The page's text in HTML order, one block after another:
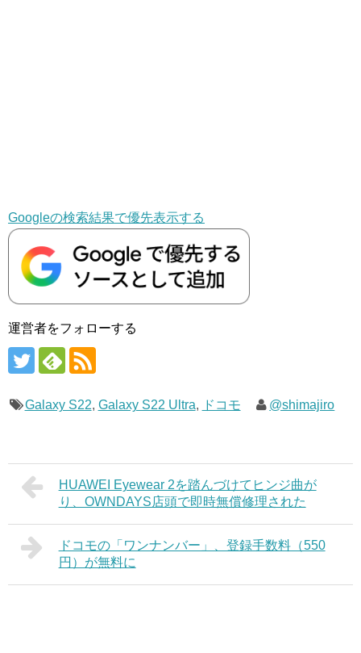
Googleの検索結果で優先表示する
運営者をフォローする
Galaxy S22, Galaxy S22 Ultra, ドコモ @shimajiro
HUAWEI Eyewear 2を踏んづけてヒンジ曲が
り、OWNDAYS店頭で即時無償修理された
ドコモの「ワンナンバー」、登録手数料（550
円）が無料に